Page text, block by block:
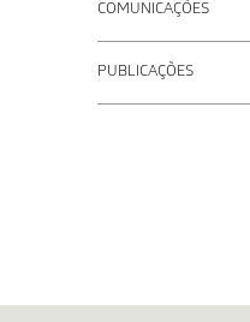
COMUNICAÇÕES
PUBLICAÇÕES